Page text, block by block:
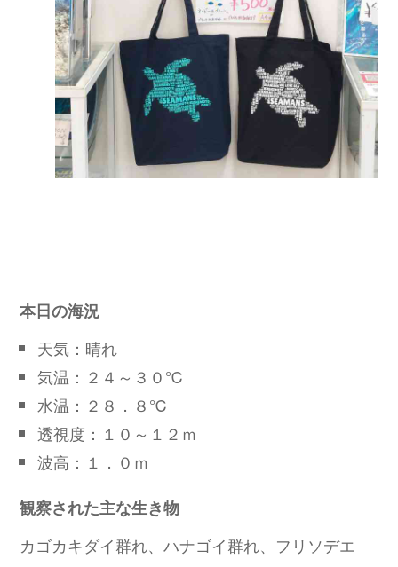
本日の海況
天気：晴れ
気温：２４～３０℃
水温：２８．８℃
透視度：１０～１２ｍ
波高：１．０ｍ
観察された主な生き物
カゴカキダイ群れ、ハナゴイ群れ、フリソデエ